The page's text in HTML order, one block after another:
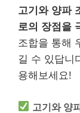
고기와 양파
로의 장점을
조합을 통해
길 수 있답니
용해보세요!
고기와 양